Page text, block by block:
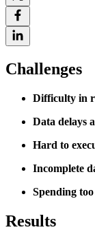
Challenges
Difficulty in
Data delays
Hard to
Incomplete
Spending
Results